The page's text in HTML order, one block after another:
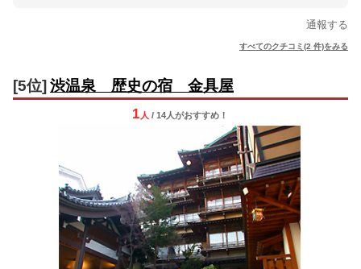
通報する
すべてのクチコミ(2 件)をみる
[5位] 渋温泉 歴史の宿 金具屋
1 人 / 14人がおすすめ！